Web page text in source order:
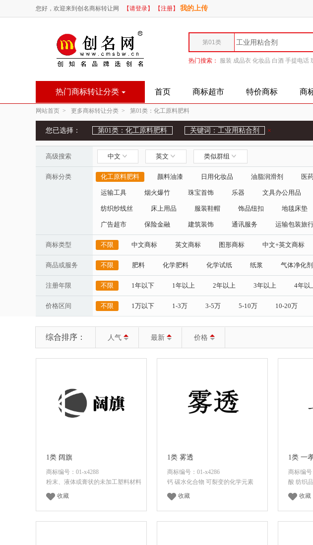
您好，欢迎来到创名商标转让网 【请登录】 【注册】 我的上传
热门搜索： 服装 成品衣 化妆品 白酒 手提电话
热门商标转让分类 首页 商标超市 特价商标 商
网站首页 > 更多商标转让分类 > 第01类：化工原料肥料
您已选择： 第01类：化工原料肥料 关键词：工业用粘合剂 ×
高级搜索 中文 英文 类似群组
商标分类 化工原料肥料 颜料油漆 日用化妆品 油脂润滑剂 医
运输工具 烟火爆竹 珠宝首饰 乐器 文具办公用品
纺织纱线丝 床上用品 服装鞋帽 饰品纽扣 地毯床垫
广告超市 保险金融 建筑装饰 通讯服务 运输包装旅
商标类型 不限 中文商标 英文商标 图形商标 中文+英文商标
商品或服务 不限 肥料 化学肥料 化学试纸 纸浆 气体净化剂
注册年限 不限 1年以下 1年以上 2年以上 3年以上 4年以
价格区间 不限 1万以下 1-3万 3-5万 5-10万 10-20万
综合排序： 人气 最新 价格
1类 阔旗
商标编号：01-x4288
粉末、液体或膏状的未加工塑料材料
收藏
1类 雾透
商标编号：01-x4286
钙 碳水化合物 可裂变的化学元素
收藏
1类 一
商标编号
酸 纺织
收藏